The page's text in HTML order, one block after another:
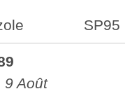
SP95
9 Août